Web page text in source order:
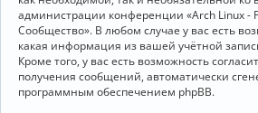
администрации конференции «Arch Linux -
Сообщество». В любом случае у вас есть
какая информация из вашей учётной
Кроме того, у вас есть возможность
получения сообщений, автоматически
программным обеспечением phpBB.